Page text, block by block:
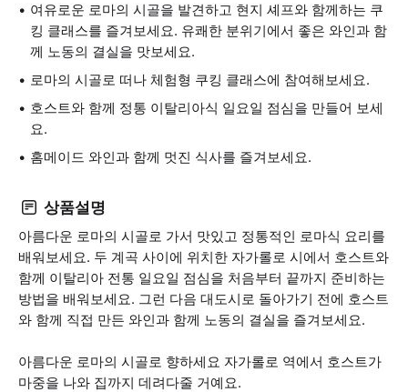
여유로운 로마의 시골을 발견하고 현지 셰프와 함께하는 쿠
킹 클래스를 즐겨보세요. 유쾌한 분위기에서 좋은 와인과 함
께 노동의 결실을 맛보세요.
로마의 시골로 떠나 체험형 쿠킹 클래스에 참여해보세요.
호스트와 함께 정통 이탈리아식 일요일 점심을 만들어 보세
요.
홈메이드 와인과 함께 멋진 식사를 즐겨보세요.
상품설명
아름다운 로마의 시골로 가서 맛있고 정통적인 로마식 요리를
배워보세요. 두 계곡 사이에 위치한 자가롤로 시에서 호스트와
함께 이탈리아 전통 일요일 점심을 처음부터 끝까지 준비하는
방법을 배워보세요. 그런 다음 대도시로 돌아가기 전에 호스트
와 함께 직접 만든 와인과 함께 노동의 결실을 즐겨보세요.
아름다운 로마의 시골로 향하세요 자가롤로 역에서 호스트가
마중을 나와 집까지 데려다줄 거예요.